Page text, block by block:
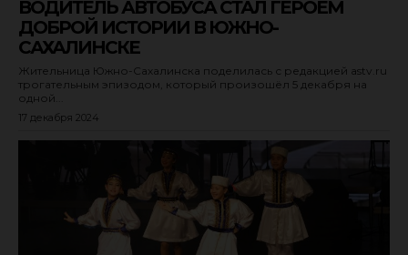
ВОДИТЕЛЬ АВТОБУСА СТАЛ ГЕРОЕМ
ДОБРОЙ ИСТОРИИ В ЮЖНО-
САХАЛИНСКЕ
Жительница Южно-Сахалинска поделилась с редакцией astv.ru
трогательным эпизодом, который произошёл 5 декабря на
одной...
17 декабря 2024